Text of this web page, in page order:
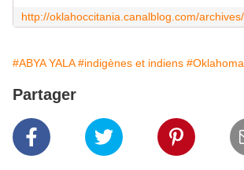
#ABYA YALA #indigènes et indiens #Oklahoma
Partager